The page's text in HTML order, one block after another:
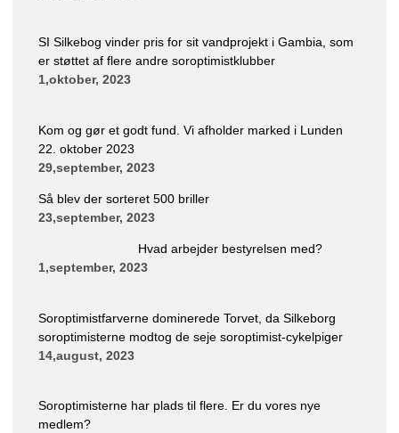
SI Silkebog vinder pris for sit vandprojekt i Gambia, som
er støttet af flere andre soroptimistklubber
1,oktober, 2023
Kom og gør et godt fund. Vi afholder marked i Lunden
22. oktober 2023
29,september, 2023
Så blev der sorteret 500 briller
23,september, 2023
Hvad arbejder bestyrelsen med?
1,september, 2023
Soroptimistfarverne dominerede Torvet, da Silkeborg
soroptimisterne modtog de seje soroptimist-cykelpiger
14,august, 2023
Soroptimisterne har plads til flere. Er du vores nye
medlem?